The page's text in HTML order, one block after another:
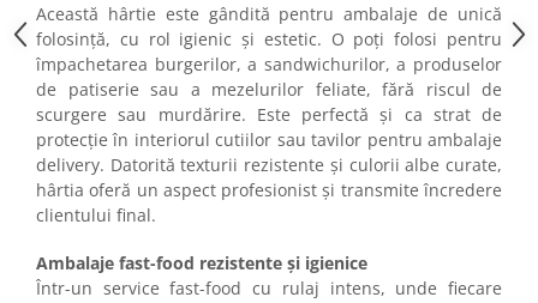
Această hârtie este gândită pentru ambalaje de unică
folosință, cu rol igienic și estetic. O poți folosi pentru
împachetarea burgerilor, a sandwichurilor, a produselor
de patiserie sau a mezelurilor feliate, fără riscul de
scurgere sau murdărire. Este perfectă și ca strat de
protecție în interiorul cutiilor sau tavilor pentru ambalaje
delivery. Datorită texturii rezistente și culorii albe curate,
hârtia oferă un aspect profesionist și transmite încredere
clientului final.
Ambalaje fast-food rezistente și igienice
Într-un service fast-food cu rulaj intens, unde fiecare